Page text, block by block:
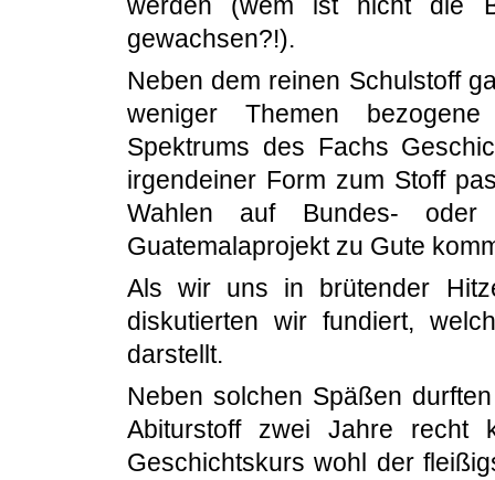
gewachsen?!).
Neben dem reinen Schulstoff
weniger Themen
Spektrums des Fachs
irgendeiner Form zum Stoff
Wahlen auf Bundes-
Guatemalaprojekt zu Gute
Als wir uns in brütender
diskutierten wir fundiert,
darstellt.
Neben solchen Späßen
Abiturstoff zwei Jahre recht
Geschichtskurs wohl der